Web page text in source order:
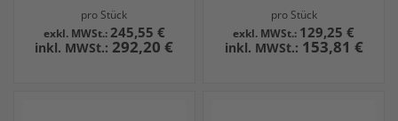
pro Stück
292,20 €
245,55 €
pro Stück
153,81 €
129,25 €